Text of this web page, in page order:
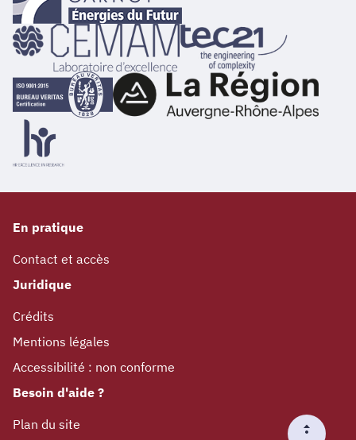
En pratique
Contact et accès
Juridique
Crédits
Mentions légales
Accessibilité : non conforme
Besoin d'aide ?
Plan du site